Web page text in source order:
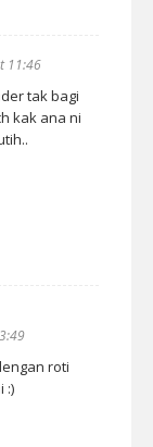
11:46
tak bagi
kak ana ni
roti
:)